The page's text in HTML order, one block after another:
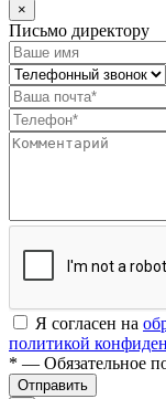
×
Письмо директору
Я согласен на
политикой
* — Обязательное
Отправить